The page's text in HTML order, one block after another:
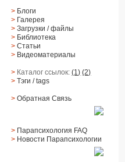
> Блоги
> Галерея
> Загрузки/файлы
> Библиотека
> Статьи
> Видеоматериалы
> Каталог ссылок:(1) (2)
> Тэги/ tags
> Обратная Cвязь
> Парапсихология FAQ
> Новости Парапсихологии